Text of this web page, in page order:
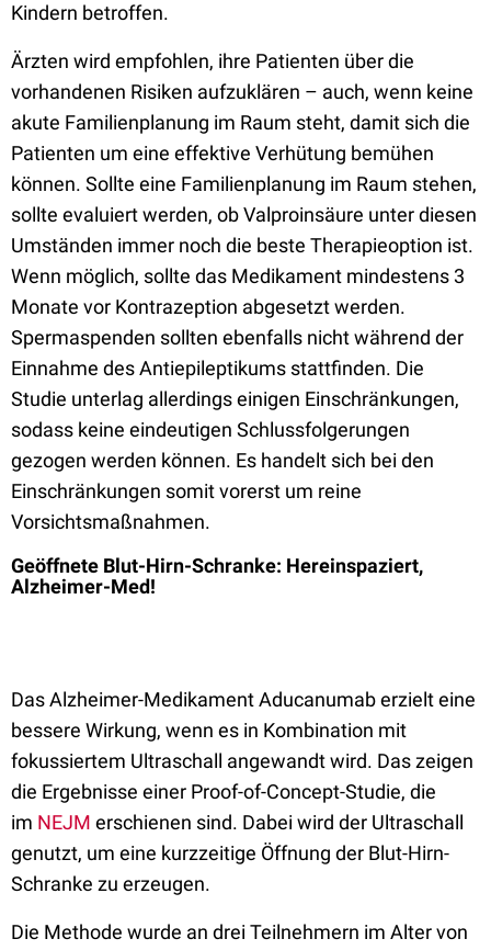
Kindern betroffen.
Ärzten wird empfohlen, ihre Patienten über die
vorhandenen Risiken aufzuklären – auch, wenn keine
akute Familienplanung im Raum steht, damit sich die
Patienten um eine effektive Verhütung bemühen
können. Sollte eine Familienplanung im Raum stehen,
sollte evaluiert werden, ob Valproinsäure unter diesen
Umständen immer noch die beste Therapieoption ist.
Wenn möglich, sollte das Medikament mindestens 3
Monate vor Kontrazeption abgesetzt werden.
Spermaspenden sollten ebenfalls nicht während der
Einnahme des Antiepileptikums stattfinden. Die
Studie unterlag allerdings einigen Einschränkungen,
sodass keine eindeutigen Schlussfolgerungen
gezogen werden können. Es handelt sich bei den
Einschränkungen somit vorerst um reine
Vorsichtsmaßnahmen.
Geöffnete Blut-Hirn-Schranke: Hereinspaziert,
Alzheimer-Med!
Das Alzheimer-Medikament Aducanumab erzielt eine
bessere Wirkung, wenn es in Kombination mit
fokussiertem Ultraschall angewandt wird. Das zeigen
die Ergebnisse einer Proof-of-Concept-Studie, die
im NEJM erschienen sind. Dabei wird der Ultraschall
genutzt, um eine kurzzeitige Öffnung der Blut-Hirn-
Schranke zu erzeugen.
Die Methode wurde an drei Teilnehmern im Alter von